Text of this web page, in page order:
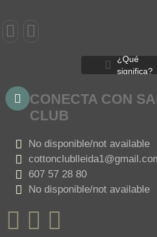
¿Qué
significa?
CONECTA CON
CLUB
No disponible/not available
607 57 28 80
No disponible/not available